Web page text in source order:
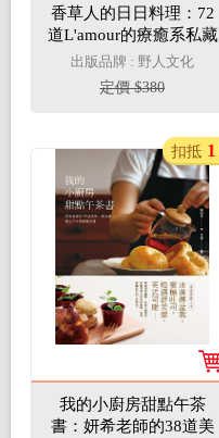
香草人的日日料理：72
道L'amour的療癒系私藏
食譜
出版品牌 : 野人文化
定價 $380
我的小廚房甜點午茶
書：妍希老師的38道美
扣抵 1